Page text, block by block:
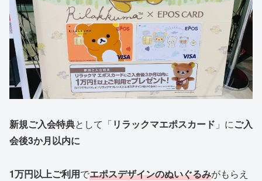
新規ご入会特典として「リラックマエポスカード 」にご入
会後3か月以内に
1万円以上ご利用でエポスデザインのぬいぐるみがもらえ